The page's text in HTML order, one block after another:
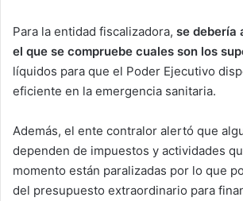
Para la entidad fiscalizadora, se debería
el que se compruebe cuales son los
líquidos para que el Poder Ejecutivo
eficiente en la emergencia sanitaria.
Además, el ente contralor alertó que
dependen de impuestos y actividades
momento están paralizadas por lo que
del presupuesto extraordinario para